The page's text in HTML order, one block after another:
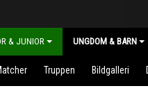
& JUNIOR UNGDOM & BARN
Truppen Bildgalleri